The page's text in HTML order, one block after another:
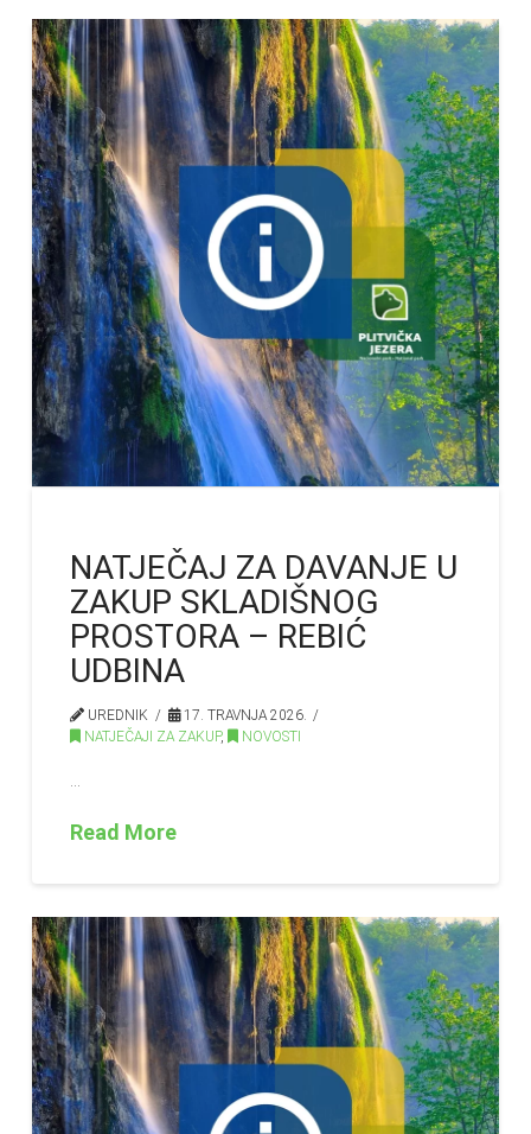
NATJEČAJ ZA DAVANJE U
ZAKUP SKLADIŠNOG
PROSTORA – REBIĆ
UDBINA
UREDNIK
17. TRAVNJA 2026.
NATJEČAJI ZA ZAKUP, NOVOSTI
…
Read More